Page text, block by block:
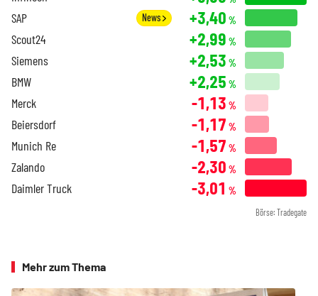
SAP News +3,40 %
Scout24 +2,99 %
Siemens +2,53 %
BMW +2,25 %
Merck -1,13 %
Beiersdorf -1,17 %
Munich Re -1,57 %
Zalando -2,30 %
Daimler Truck -3,01 %
Börse: Tradegate
Mehr zum Thema